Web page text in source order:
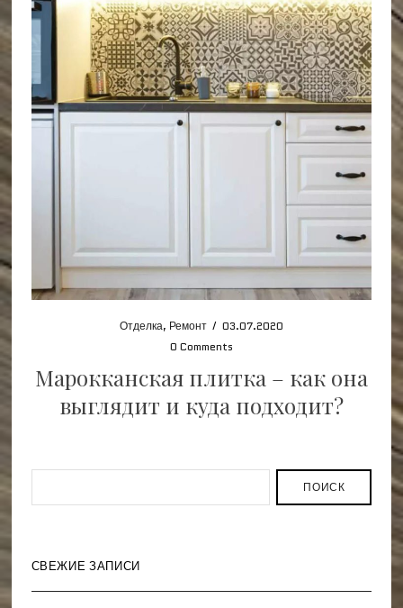
Отделка, Ремонт / 03.07.2020
0 Comments
Марокканская плитка – как она
выглядит и куда подходит?
ПОИСК
СВЕЖИЕ ЗАПИСИ